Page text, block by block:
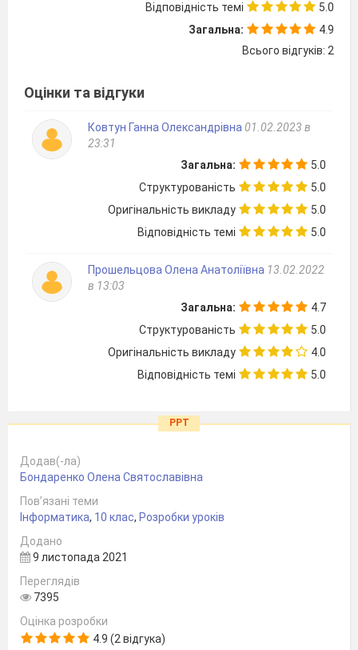
Відповідність темі
5.0
Загальна:
4.9
Всього відгуків: 2
Оцінки та відгуки
Ковтун Ганна Олександрівна 01.02.2023 в
23:31
Загальна:
5.0
Структурованість
5.0
Оригінальність викладу
5.0
Відповідність темі
5.0
Прошельцова Олена Анатоліївна 13.02.2022
в 13:03
Загальна:
4.7
Структурованість
5.0
Оригінальність викладу
4.0
Відповідність темі
5.0
PPT
Додав(-ла)
Бондаренко Олена Святославівна
Пов’язані теми
Інформатика, 10 клас, Розробки уроків
Додано
9 листопада 2021
Переглядів
7395
Оцінка розробки
4.9 (2 відгука)